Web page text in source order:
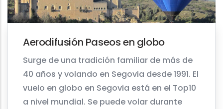
Aerodifusión Paseos en globo
Surge de una tradición familiar de más de
40 años y volando en Segovia desde 1991. El
vuelo en globo en Segovia está en el Top10
a nivel mundial. Se puede volar durante